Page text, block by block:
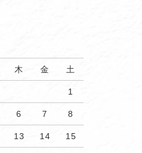
木 金 土
1
6 7 8
13 14 15